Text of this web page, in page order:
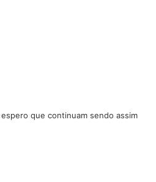
que continuam sendo assim